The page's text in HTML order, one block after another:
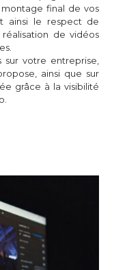
final de vos
ainsi le respect de
de vidéos
sur votre entreprise,
ainsi que sur
grâce à la visibilité